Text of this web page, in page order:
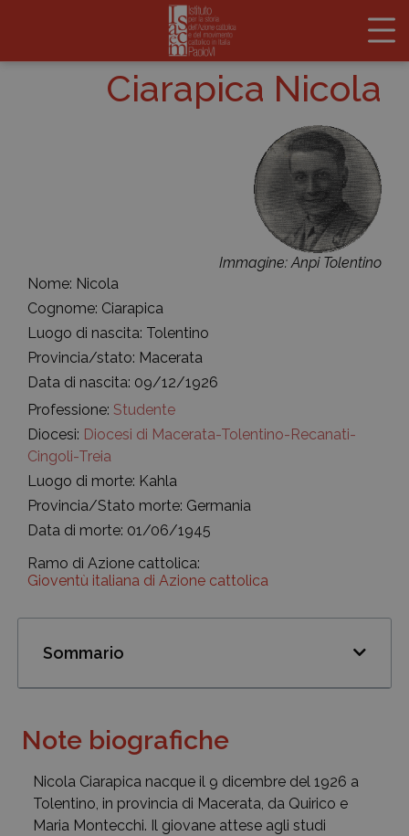
Ciarapica Nicola
Immagine: Anpi Tolentino
Nome: Nicola
Cognome: Ciarapica
Luogo di nascita: Tolentino
Provincia/stato: Macerata
Data di nascita: 09/12/1926
Professione: Studente
Diocesi: Diocesi di Macerata-Tolentino-Recanati-
Cingoli-Treia
Luogo di morte: Kahla
Provincia/Stato morte: Germania
Data di morte: 01/06/1945
Ramo di Azione cattolica:
Gioventù italiana di Azione cattolica
Sommario
Note biografiche
Nicola Ciarapica nacque il 9 dicembre del 1926 a
Tolentino, in provincia di Macerata, da Quirico e
Maria Montecchi. Il giovane attese agli studi